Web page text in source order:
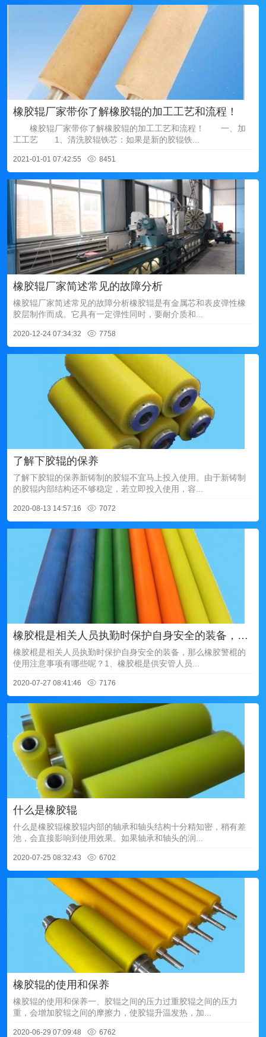
橡胶辊厂家带你了解橡胶辊的加工工艺和流程！
橡胶辊厂家带你了解橡胶辊的加工工艺和流程！ 一、加
工工艺 1、清洗胶辊铁芯：如果是新的胶辊铁...
2021-01-01 07:42:55 8451
橡胶辊厂家简述常见的故障分析
橡胶辊厂家简述常见的故障分析橡胶辊是有金属芯和表皮弹性橡
胶层制作而成。它具有一定弹性同时，要耐介质和...
2020-12-24 07:34:32 7758
了解下胶辊的保养
了解下胶辊的保养新铸制的胶辊不宜马上投入使用。由于新铸制
的胶辊内部结构还不够稳定，若立即投入使用，容...
2020-08-13 14:57:16 7072
橡胶棍是相关人员执勤时保护自身安全的装备，那么橡胶警棍的使用注意事项有哪些呢？
橡胶棍是相关人员执勤时保护自身安全的装备，那么橡胶警棍的
使用注意事项有哪些呢？1、橡胶棍是供安管人员...
2020-07-27 08:41:46 7176
什么是橡胶辊
什么是橡胶辊橡胶辊内部的轴承和轴头结构十分精知密，稍有差
池，会直接影响到使用效果。如果轴承和轴头的润...
2020-07-25 08:32:43 6702
橡胶辊的使用和保养
橡胶辊的使用和保养一、胶辊之间的压力过重胶辊之间的压力
重，会增加胶辊之间的摩擦力，使胶辊升温发热，加...
2020-06-29 07:09:48 6762